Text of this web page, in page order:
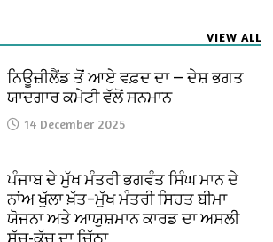
VIEW ALL
ਨਿਊਜ਼ੀਲੈਂਡ ਤੋਂ ਆਏ ਵਫ਼ਦ ਦਾ — ਦੇਸ਼ ਭਗਤ
ਯਾਦਗਾਰ ਕਮੇਟੀ ਵੱਲੋਂ ਸਨਮਾਨ
14 December 2025
ਪੰਜਾਬ ਦੇ ਮੁੱਖ ਮੰਤਰੀ ਭਗਵੰਤ ਸਿੰਘ ਮਾਨ ਦੇ
ਨਾਂਅ ਖੁੱਲਾ ਖ਼ੱਤ–ਮੁੱਖ ਮੰਤਰੀ ਸਿਹਤ ਬੀਮਾ
ਯੋਜਨਾ ਅਤੇ ਆਯੁਸ਼ਮਾਨ ਕਾਰਡ ਦਾ ਅਸਲੀ
ਸੱਚ-ਕੱਚ ਦਾ ਚਿੱਠਾ